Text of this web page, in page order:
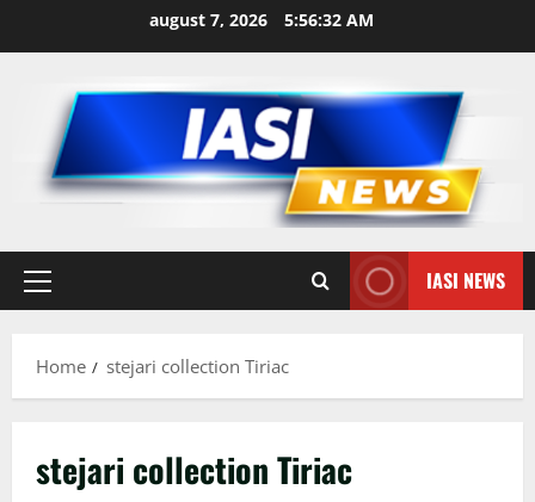
august 7, 2026 5:56:32 AM
Primary
IASI NEWS
Home stejari collection Tiriac
stejari collection Tiriac